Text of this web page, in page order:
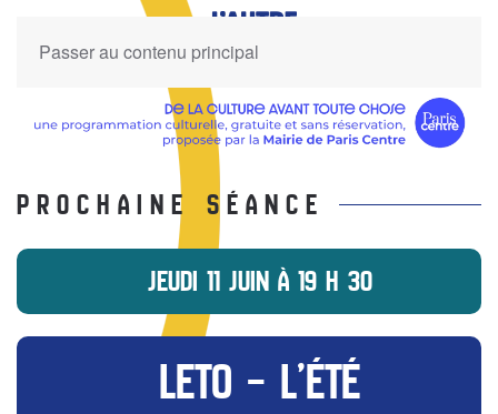
Passer au contenu principal
Prochaine séance
JEUDI 11 JUIN À 19 H 30
LETO – L’ÉTÉ